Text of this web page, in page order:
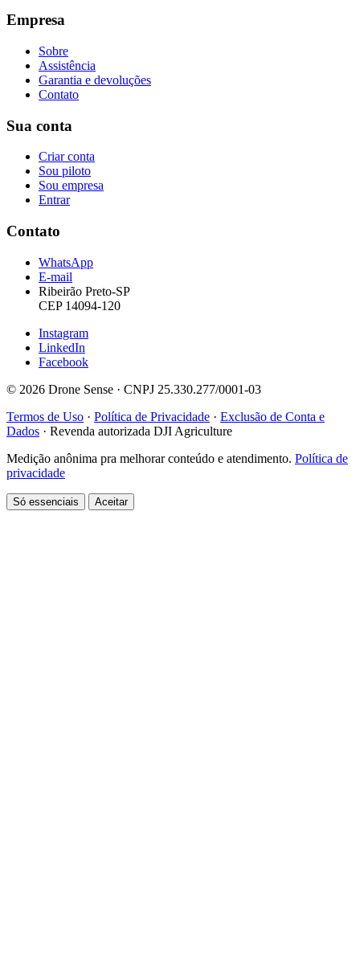
Empresa
Sobre
Assistência
Garantia e devoluções
Contato
Sua conta
Criar conta
Sou piloto
Sou empresa
Entrar
Contato
WhatsApp
E-mail
Ribeirão Preto-SP
CEP 14094-120
Instagram
LinkedIn
Facebook
© 2026 Drone Sense · CNPJ 25.330.277/0001-03
Termos de Uso · Política de Privacidade · Exclusão de Conta e
Dados · Revenda autorizada DJI Agriculture
Medição anônima pra melhorar conteúdo e atendimento. Política de
privacidade
Só essenciais Aceitar